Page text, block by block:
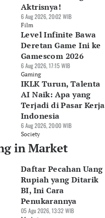
Aktrisnya!
6 Aug 2026, 20:02 WIB
Film
Level Infinite Bawa
Deretan Game Ini ke
Gamescom 2026
6 Aug 2026, 17:15 WIB
Gaming
IKLK Turun, Talenta
AI Naik: Apa yang
Terjadi di Pasar Kerja
Indonesia
6 Aug 2026, 20:00 WIB
Society
in Market
Daftar Pecahan Uang
Rupiah yang Ditarik
BI, Ini Cara
Penukarannya
05 Agu 2026, 13:32 WIB